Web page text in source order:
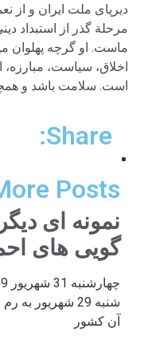
دیرپای ملت ایران و از
مرحلة گذر از استبداد
ماست. او گرچه پهلوان
اخلاق، سیاست، مبارزه،
است. سلامت باشد و
Share:
Posts
نمونه ای
گویی های
شنبه 29 شهریور
آن کشور